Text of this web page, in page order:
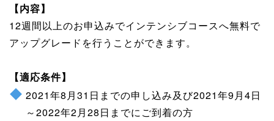
【内容】
12週間以上のお申込みでインテンシブコースへ無料で
アップグレードを行うことができます。
【適応条件】
2021年8月31日までの申し込み及び2021年9月4日
～2022年2月28日までにご到着の方